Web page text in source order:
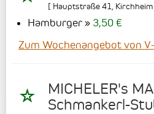
[ Hauptstraße 41 Kirchheim
Hamburger
3,50 €
Zum Wochenangebot von
MICHELER's
Schmankerl-